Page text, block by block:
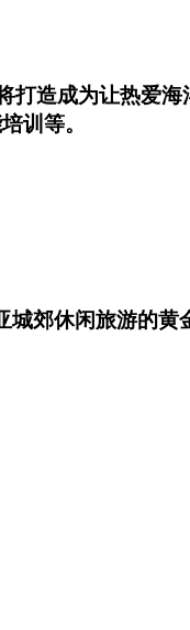
打造成为让热爱
训等。
郊休闲旅游的黄